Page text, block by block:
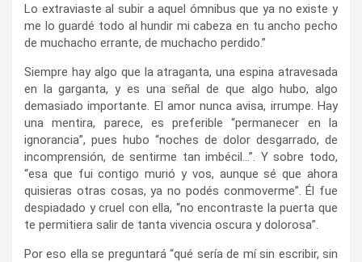
Lo extraviaste al subir a aquel ómnibus que ya no existe y
me lo guardé todo al hundir mi cabeza en tu ancho pecho
de muchacho errante, de muchacho perdido.”
Siempre hay algo que la atraganta, una espina atravesada
en la garganta, y es una señal de que algo hubo, algo
demasiado importante. El amor nunca avisa, irrumpe. Hay
una mentira, parece, es preferible “permanecer en la
ignorancia”, pues hubo “noches de dolor desgarrado, de
incomprensión, de sentirme tan imbécil…”. Y sobre todo,
“esa que fui contigo murió y vos, aunque sé que ahora
quisieras otras cosas, ya no podés conmoverme”. Él fue
despiadado y cruel con ella, “no encontraste la puerta que
te permitiera salir de tanta vivencia oscura y dolorosa”.
Por eso ella se preguntará “qué sería de mí sin escribir, sin